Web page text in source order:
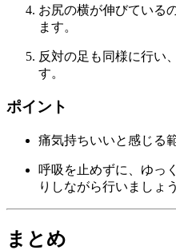
お尻の横が伸びている
ます。
反対の足も同様に行い
す。
ポイント
痛気持ちいいと感じる
呼吸を止めずに、ゆっ
りしながら行いましょう
まとめ